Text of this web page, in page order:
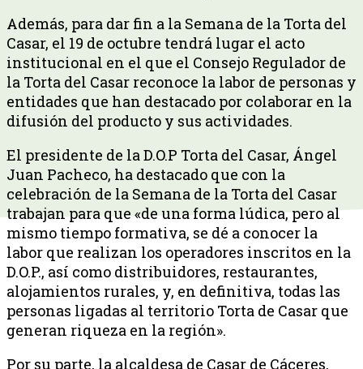
Además, para dar fin a la Semana de la Torta del
Casar, el 19 de octubre tendrá lugar el acto
institucional en el que el Consejo Regulador de
la Torta del Casar reconoce la labor de personas y
entidades que han destacado por colaborar en la
difusión del producto y sus actividades.
El presidente de la D.O.P Torta del Casar, Ángel
Juan Pacheco, ha destacado que con la
celebración de la Semana de la Torta del Casar
trabajan para que «de una forma lúdica, pero al
mismo tiempo formativa, se dé a conocer la
labor que realizan los operadores inscritos en la
D.O.P., así como distribuidores, restaurantes,
alojamientos rurales, y, en definitiva, todas las
personas ligadas al territorio Torta de Casar que
generan riqueza en la región».
Por su parte, la alcaldesa de Casar de Cáceres,